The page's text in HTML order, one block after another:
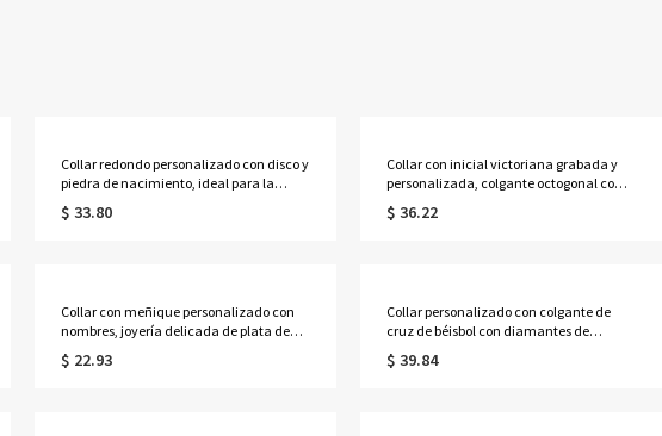
Collar redondo personalizado con disco y
piedra de nacimiento, ideal para la
graduación de la escuela secundaria o
la universidad en 2026. Regalo perfecto
$ 33.80
Collar con inicial victoriana grabada y
personalizada, colgante octogonal con
letra ornamentada y grabado en la parte
posterior, regalo de
$ 36.22
Collar con meñique personalizado con
nombres, joyería delicada de plata de
ley 925, regalo de cumpleaños/San
Valentín/aniversario para
$ 22.93
Collar personalizado con colgante de
cruz de béisbol con diamantes de
imitación, cuentas y diseño de goteo,
con nombre y número. Joyería
$ 39.84